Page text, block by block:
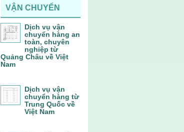
VẬN CHUYỂN
Dịch vụ vận
chuyển hàng an
toàn, chuyên
nghiệp từ
Quảng Châu về Việt
Nam
Dịch vụ vận
chuyển hàng từ
Trung Quốc về
Việt Nam